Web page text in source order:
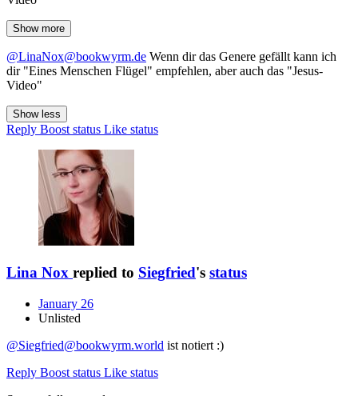
Show more
@LinaNox@bookwyrm.de Wenn dir das Genere gefällt kann ich
dir "Eines Menschen Flügel" empfehlen, aber auch das "Jesus-
Video"
Show less
Reply Boost status Like status
Lina Nox replied to Siegfried's status
January 26
Unlisted
@Siegfried@bookwyrm.world ist notiert :)
Reply Boost status Like status